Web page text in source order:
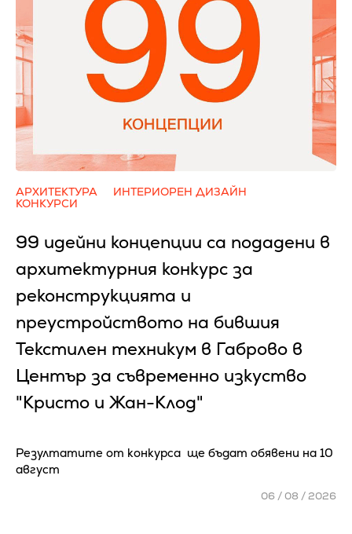
АРХИТЕКТУРА
ИНТЕРИОРЕН ДИЗАЙН
КОНКУРСИ
99 идейни концепции са подадени в
архитектурния конкурс за
реконструкцията и
преустройството на бившия
Текстилен техникум в Габрово в
Център за съвременно изкуство
"Кристо и Жан-Клод"
Резултатите от конкурса ще бъдат обявени на 10
август
06 / 08 / 2026